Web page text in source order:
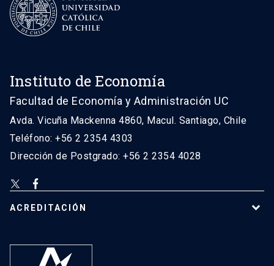
Instituto de Economía
Facultad de Economía y Administración UC
Avda. Vicuña Mackenna 4860, Macul. Santiago, Chile
Teléfono: +56 2 2354 4303
Dirección de Postgrado: +56 2 2354 4028
ACREDITACIÓN